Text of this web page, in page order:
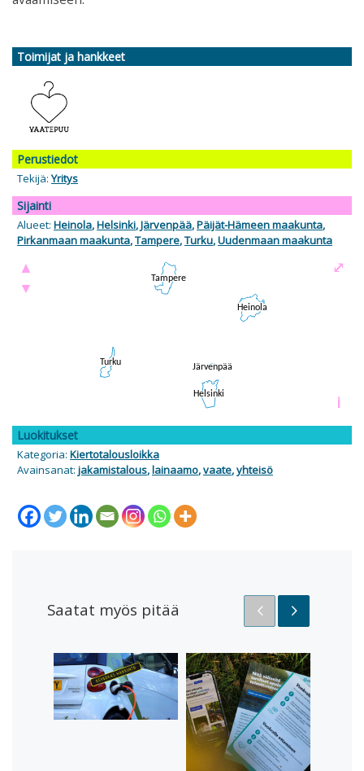
Toimijat ja hankkeet
Saatat myös pitää
Perustiedot
Tekijä:Yritys
Sijainti
Alueet: Heinola,Helsinki,Järvenpää,Päijät-Hämeen maakunta,
Pirkanmaan maakunta,Tampere,Turku,Uudenmaan maakunta
▲
▼
i
⤢
Luokitukset
Kategoria: Kiertotalousloikka
Avainsanat: jakamistalous,lainaamo,vaate,yhteisö